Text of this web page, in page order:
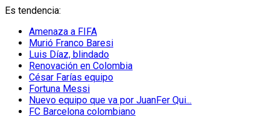
Es tendencia:
Amenaza a FIFA
Murió Franco Baresi
Luis Díaz, blindado
Renovación en Colombia
César Farías equipo
Fortuna Messi
Nuevo equipo que va por JuanFer Qui...
FC Barcelona colombiano